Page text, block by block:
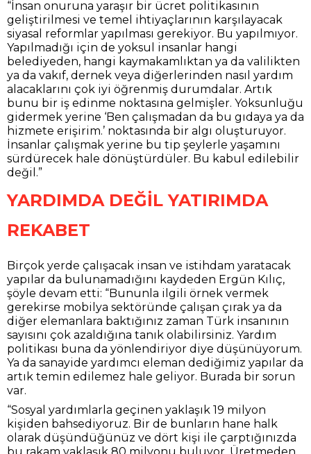
“İnsan onuruna yaraşır bir ücret politikasının
geliştirilmesi ve temel ihtiyaçlarının karşılayacak
siyasal reformlar yapılması gerekiyor. Bu yapılmıyor.
Yapılmadığı için de yoksul insanlar hangi
belediyeden, hangi kaymakamlıktan ya da valilikten
ya da vakıf, dernek veya diğerlerinden nasıl yardım
alacaklarını çok iyi öğrenmiş durumdalar. Artık
bunu bir iş edinme noktasına gelmişler. Yoksunluğu
gidermek yerine ‘Ben çalışmadan da bu gıdaya ya da
hizmete erişirim.’ noktasında bir algı oluşturuyor.
İnsanlar çalışmak yerine bu tip şeylerle yaşamını
sürdürecek hale dönüştürdüler. Bu kabul edilebilir
değil.”
YARDIMDA DEĞİL YATIRIMDA
REKABET
Birçok yerde çalışacak insan ve istihdam yaratacak
yapılar da bulunamadığını kaydeden Ergün Kılıç,
şöyle devam etti: “Bununla ilgili örnek vermek
gerekirse mobilya sektöründe çalışan çırak ya da
diğer elemanlara baktığınız zaman Türk insanının
sayısını çok azaldığına tanık olabilirsiniz. Yardım
politikası buna da yönlendiriyor diye düşünüyorum.
Ya da sanayide yardımcı eleman dediğimiz yapılar da
artık temin edilemez hale geliyor. Burada bir sorun
var.
“Sosyal yardımlarla geçinen yaklaşık 19 milyon
kişiden bahsediyoruz. Bir de bunların hane halk
olarak düşündüğünüz ve dört kişi ile çarptığınızda